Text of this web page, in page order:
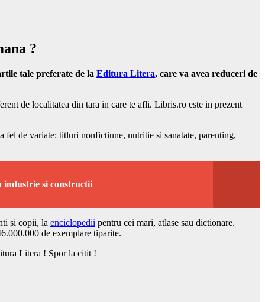
?
tale preferate de la Editura Litera, care va avea reduceri de
de localitatea din tara in care te afli. Libris.ro este in prezent
de variate: titluri nonfictiune, nutritie si sanatate, parenting,
industrie si constructii
si copii, la enciclopedii pentru cei mari, atlase sau dictionare.
de exemplare tiparite.
Litera ! Spor la citit !